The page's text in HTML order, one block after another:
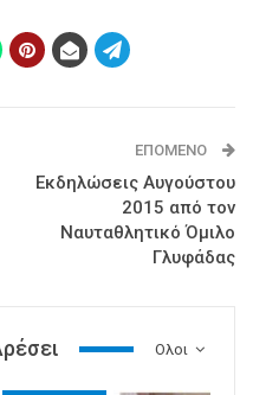
ΕΠΌΜΕΝΟ
Εκδηλώσεις Αυγούστου
2015 από τον
Ναυταθλητικό Όμιλο
Γλυφάδας
Ολοι